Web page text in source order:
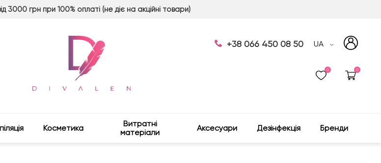
3000 грн при 100% оплаті (не діє на акційні товари)
+38 066 450 08 50 UA
0 0
Косметика
Витратні
матеріали
Аксесуари Дезінфекція Бренди